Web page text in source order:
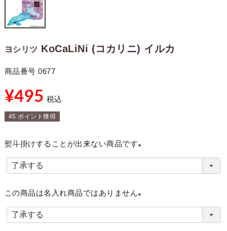
ヨシリツ KoCaLiNi (コカリニ) イルカ
商品番号 0677
¥495 税込
45 ポイント獲得
熨斗掛けすることが出来ない商品です
必
この商品は名入れ商品ではありません
必